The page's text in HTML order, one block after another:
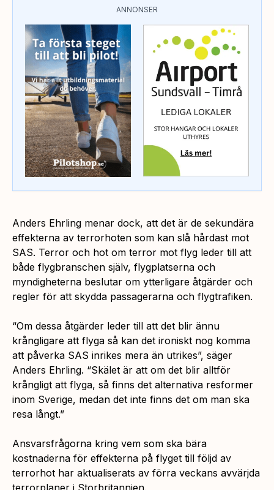
ANNONSER
Anders Ehrling menar dock, att det är de sekundära
effekterna av terrorhoten som kan slå hårdast mot
SAS. Terror och hot om terror mot flyg leder till att
både flygbranschen själv, flygplatserna och
myndigheterna beslutar om ytterligare åtgärder och
regler för att skydda passagerarna och flygtrafiken.
“Om dessa åtgärder leder till att det blir ännu
krångligare att flyga så kan det ironiskt nog komma
att påverka SAS inrikes mera än utrikes”, säger
Anders Ehrling. “Skälet är att om det blir alltför
krångligt att flyga, så finns det alternativa resformer
inom Sverige, medan det inte finns det om man ska
resa långt.”
Ansvarsfrågorna kring vem som ska bära
kostnaderna för effekterna på flyget till följd av
terrorhot har aktualiserats av förra veckans avvärjda
terrorplaner i Storbritannien.